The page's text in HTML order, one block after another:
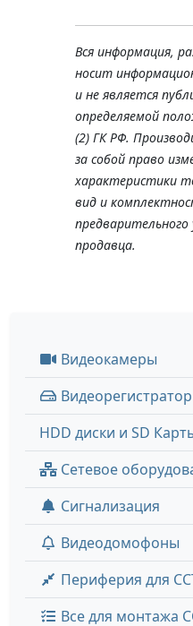
Вся информация,
носит
и не является
определяемой
(2) ГК РФ.
за собой право
характеристики
вид и
предварительного
продавца.
Видеокамеры
HDD диски и SD
Сетевое
Сигнализация
Видеодомофоны
Периферия для
Все для монтажа